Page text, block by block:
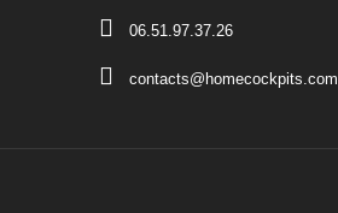
06.51.97.37.26
contacts@homecockpits.com